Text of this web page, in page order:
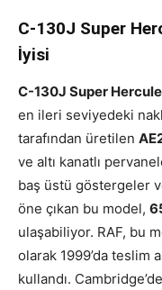
C-130J Super
İyisi
C-130J Super
en ileri seviyedeki
tarafından üretilen
ve altı kanatlı
baş üstü göstergeler
öne çıkan bu model,
ulaşabiliyor. RAF, bu
olarak 1999’da teslim
kullandı.